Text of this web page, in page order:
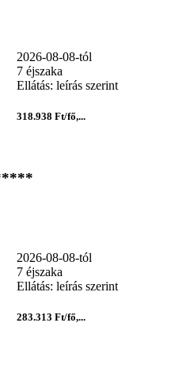
2026-08-08-tól
7 éjszaka
Ellátás: leírás szerint
318.938 Ft/fő,...
2026-08-08-tól
7 éjszaka
Ellátás: leírás szerint
283.313 Ft/fő,...